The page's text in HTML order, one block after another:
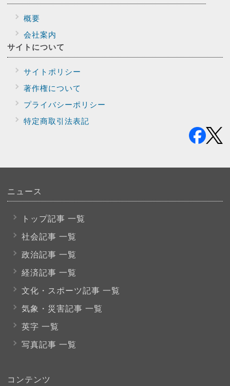
概要
会社案内
サイトについて
サイトポリシー
著作権について
プライバシーポリシー
特定商取引法表記
ニュース
トップ記事 一覧
社会記事 一覧
政治記事 一覧
経済記事 一覧
文化・スポーツ記事 一覧
気象・災害記事 一覧
英字 一覧
写真記事 一覧
コンテンツ